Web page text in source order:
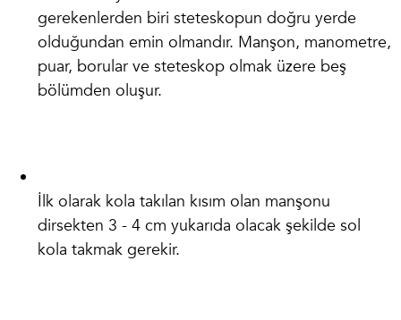
gerekenlerden biri steteskopun doğru yerde
olduğundan emin olmandır. Manşon, manometre,
puar, borular ve steteskop olmak üzere beş
bölümden oluşur.
İlk olarak kola takılan kısım olan manşonu
dirsekten 3 - 4 cm yukarıda olacak şekilde sol
kola takmak gerekir.